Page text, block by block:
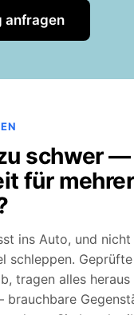
anfragen
schwer
für
ins Auto, und nicht
schleppen.
tragen alles